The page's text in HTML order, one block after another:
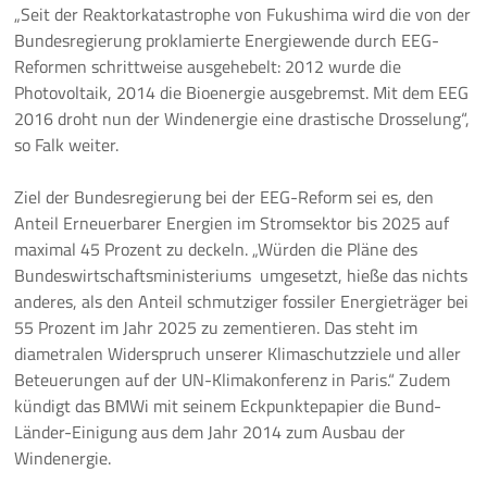
Branchenmeldungen
Statements
Positionen
Mediathek
Akkreditierung
Mehr
„Seit der Reaktorkatastrophe von Fukushima wird die von der
Bundesregierung proklamierte Energiewende durch EEG-
Reformen schrittweise ausgehebelt: 2012 wurde die
Photovoltaik, 2014 die Bioenergie ausgebremst. Mit dem EEG
2016 droht nun der Windenergie eine drastische Drosselung“,
so Falk weiter.
Ziel der Bundesregierung bei der EEG-Reform sei es, den
Anteil Erneuerbarer Energien im Stromsektor bis 2025 auf
maximal 45 Prozent zu deckeln. „Würden die Pläne des
Bundeswirtschaftsministeriums umgesetzt, hieße das nichts
anderes, als den Anteil schmutziger fossiler Energieträger bei
55 Prozent im Jahr 2025 zu zementieren. Das steht im
diametralen Widerspruch unserer Klimaschutzziele und aller
Beteuerungen auf der UN-Klimakonferenz in Paris.“ Zudem
kündigt das BMWi mit seinem Eckpunktepapier die Bund-
Länder-Einigung aus dem Jahr 2014 zum Ausbau der
Windenergie.